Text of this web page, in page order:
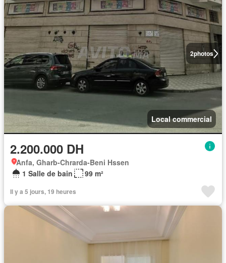
2photos
Local commercial
2.200.000 DH
Anfa, Gharb-Chrarda-Beni Hssen
1 Salle de bain
99 m²
Il y a 5 jours, 19 heures